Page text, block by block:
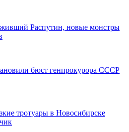
Распутин, новые монстры
бюст генпрокурора СССР
тротуары в Новосибирске